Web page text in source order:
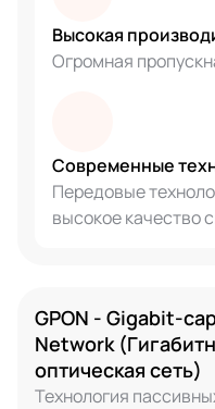
Высокая
Огромная
Современные
Передовые
высокое качество
GPON - Gigabit-
Network
оптическая сеть)
Технология